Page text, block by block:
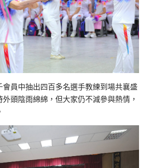
員中抽出四百多名選手教練到場共襄盛
頭陰雨綿綿，但大家仍不減參與熱情，